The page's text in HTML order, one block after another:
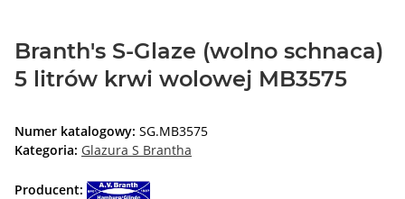
Branth's S-Glaze (wolno schnaca)
5 litrów krwi wolowej MB3575
Numer katalogowy: SG.MB3575
Kategoria: Glazura S Brantha
Producent: